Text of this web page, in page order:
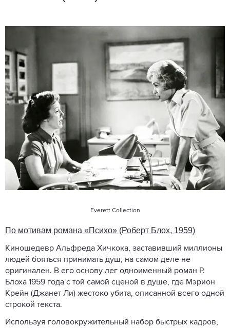
Everett Collection
По мотивам романа «Психо» (Роберт Блох, 1959)
Киношедевр Альфреда Хичкока, заставивший миллионы
людей бояться принимать душ, на самом деле не
оригинален. В его основу лег одноименный роман Р.
Блоха 1959 года с той самой сценой в душе, где Мэрион
Крейн (Джанет Ли) жестоко убита, описанной всего одной
строкой текста.
Используя головокружительный набор быстрых кадров,